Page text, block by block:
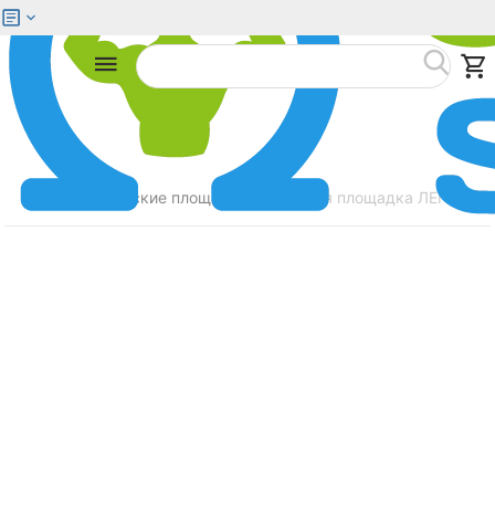
Детские площадки Детская площадка
Меню Найти